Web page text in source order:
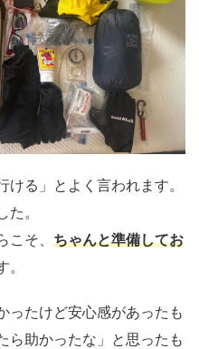
る」とよく言われます。
た。
こそ、 ちゃんと準備してお
。
ったけど安心感があったも
ら助かったな」と思ったも